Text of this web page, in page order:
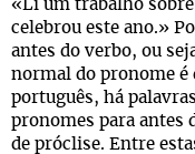
«Li um trabalho
celebrou este ano.»
antes do verbo, ou
normal do pronome é
português, há
pronomes para antes
de próclise. Entre